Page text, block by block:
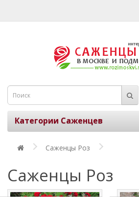
Категории Саженцев
Саженцы Роз
Саженцы Роз